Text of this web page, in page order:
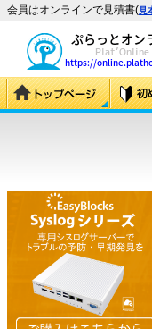
会員はオンラインで見積書(見